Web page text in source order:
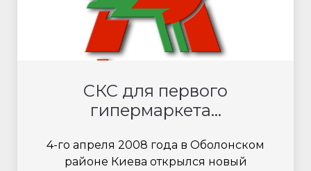
СКС для первого
гипермаркета...
4-го апреля 2008 года в Оболонском
районе Киева открылся новый